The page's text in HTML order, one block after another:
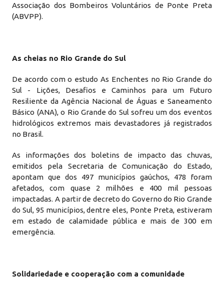
Associação dos Bombeiros Voluntários de Ponte Preta
(ABVPP).
As cheias no Rio Grande do Sul
De acordo com o estudo As Enchentes no Rio Grande do
Sul - Lições, Desafios e Caminhos para um Futuro
Resiliente da Agência Nacional de Águas e Saneamento
Básico (ANA), o Rio Grande do Sul sofreu um dos eventos
hidrológicos extremos mais devastadores já registrados
no Brasil.
As informações dos boletins de impacto das chuvas,
emitidos pela Secretaria de Comunicação do Estado,
apontam que dos 497 municípios gaúchos, 478 foram
afetados, com quase 2 milhões e 400 mil pessoas
impactadas. A partir de decreto do Governo do Rio Grande
do Sul, 95 municípios, dentre eles, Ponte Preta, estiveram
em estado de calamidade pública e mais de 300 em
emergência.
Solidariedade e cooperação com a comunidade